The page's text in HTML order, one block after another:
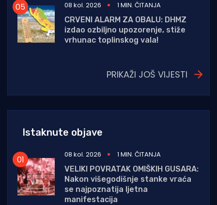
08 kol. 2026
1 MIN. ČITANJA
CRVENI ALARM ZA OBALU: DHMZ
izdao ozbiljno upozorenje, stiže
vrhunac toplinskog vala!
PRIKAŽI JOŠ VIJESTI
Istaknute objave
08 kol. 2026
1 MIN. ČITANJA
VELIKI POVRATAK OMIŠKIH GUSARA:
Nakon višegodišnje stanke vraća
se najpoznatija ljetna
manifestacija